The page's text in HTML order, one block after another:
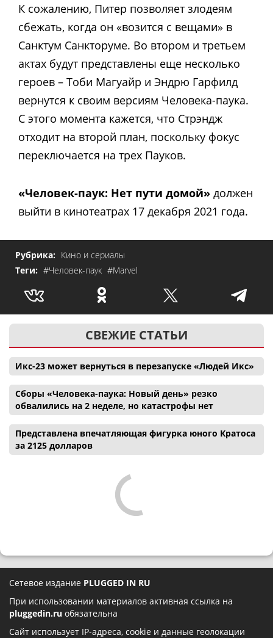
К сожалению, Питер позволяет злодеям
сбежать, когда он «возится с вещами» в
Санктум Санкторуме. Во втором и третьем
актах будут представлены еще несколько
героев – Тоби Магуайр и Эндрю Гарфилд
вернутся к своим версиям Человека-паука.
С этого момента кажется, что Стрэндж
отходит на второй план, поскольку фокус
переключается на трех Пауков.
«Человек-паук: Нет пути домой» должен
выйти в кинотеатрах 17 декабря 2021 года.
Рубрика: Кино и сериалы
Теги: #Человек-паук #Marvel
СВЕЖИЕ СТАТЬИ
Икс-23 может вернуться в перезапуске «Людей Икс»
Сборы «Человека-паука: Новый день» резко
обвалились на 2 неделе, но катастрофы нет
Представлена впечатляющая фигурка юного Кратоса
за 2125 долларов
Сетевое издание PLUGGED IN RU
При использовании материалов активная ссылка на
pluggedin.ru обязательна
Сайт использует IP-адреса, cookie и данные геолокации